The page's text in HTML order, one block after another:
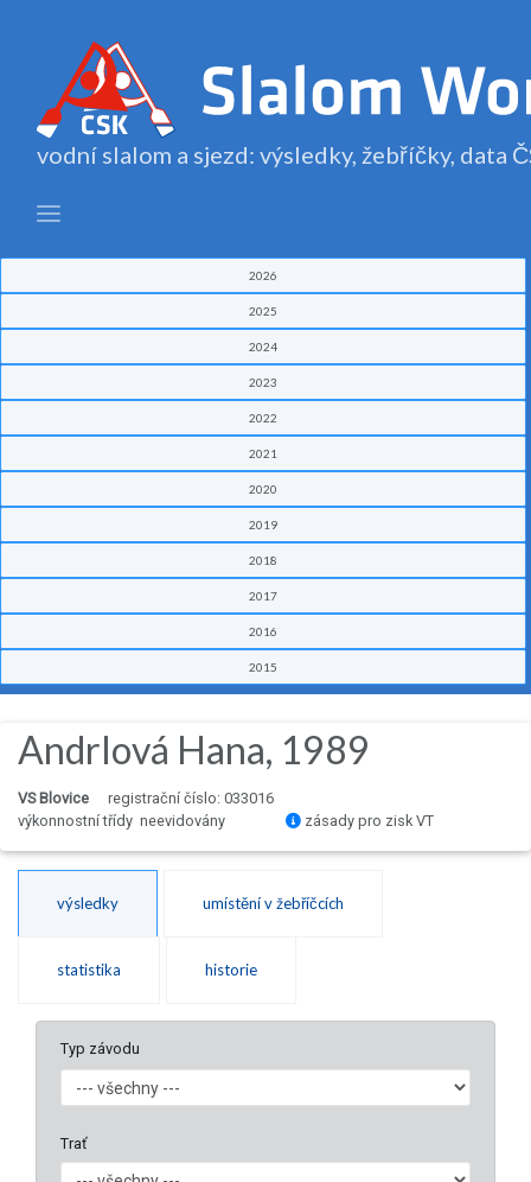
vodní slalom a sjezd: výsledky, žebříčky, data
2026
2025
2024
2023
2022
2021
2020
2019
2018
2017
2016
2015
Andrlová Hana, 1989
VS Blovice
registrační číslo: 033016
výkonnostní třídy neevidovány
zásady pro zisk VT
výsledky umístění v žebříčcích
statistika historie
Typ závodu
Trať